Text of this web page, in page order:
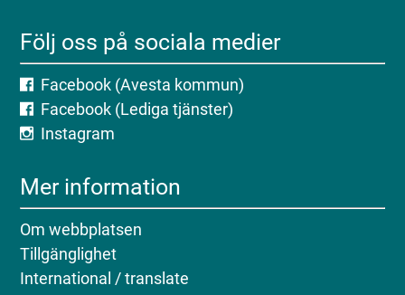
Följ oss på sociala medier
Facebook (Avesta kommun)
Facebook (Lediga tjänster)
Instagram
Mer information
Om webbplatsen
Tillgänglighet
International / translate